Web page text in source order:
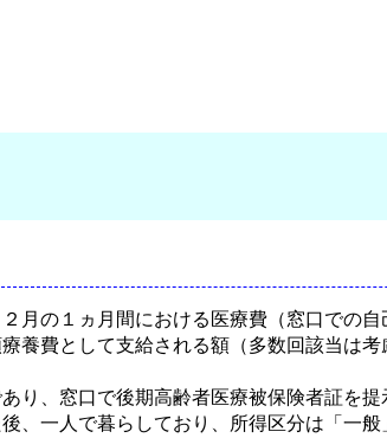
月の１ヵ月間における医療費（窓口での
養費として支給される額（多数回該当は考
り、窓口で後期高齢者医療被保険者証を提
、一人で暮らしており、所得区分は「一般